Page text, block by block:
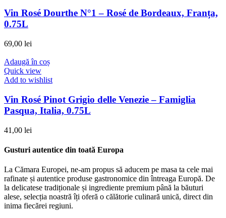
Vin Rosé Dourthe N°1 – Rosé de Bordeaux, Franța,
0.75L
69,00 lei
Adaugă în coș
Quick view
Add to wishlist
Vin Rosé Pinot Grigio delle Venezie – Famiglia
Pasqua, Italia, 0.75L
41,00 lei
Gusturi autentice din toată Europa
La Cămara Europei, ne-am propus să aducem pe masa ta cele mai
rafinate și autentice produse gastronomice din întreaga Europă. De
la delicatese tradiționale și ingrediente premium până la băuturi
alese, selecția noastră îți oferă o călătorie culinară unică, direct din
inima fiecărei regiuni.